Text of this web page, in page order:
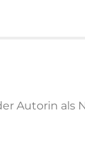
Autorin als